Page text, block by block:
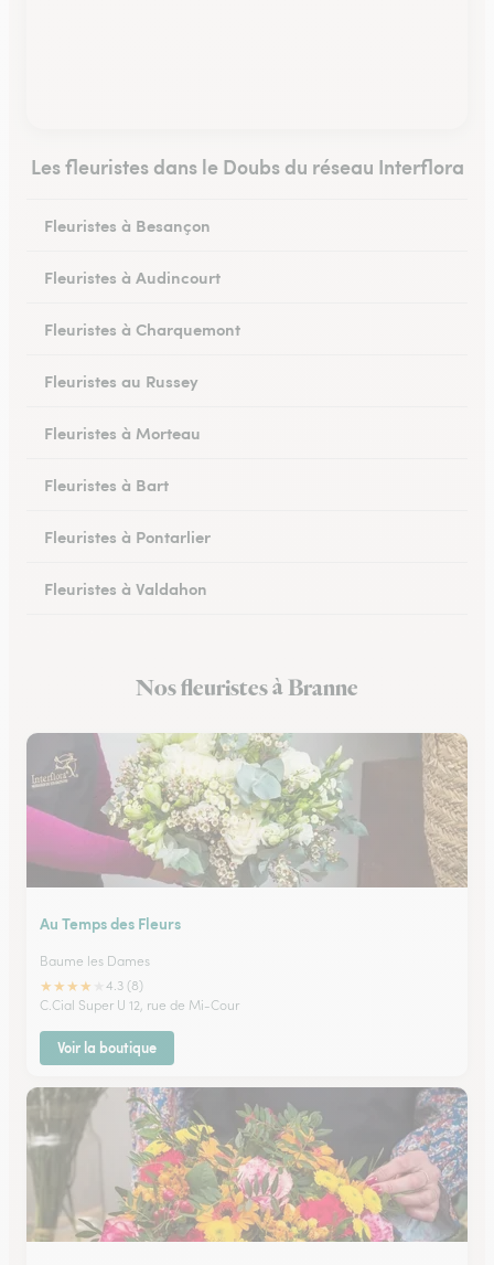
Les fleuristes dans le Doubs du réseau Interflora
Fleuristes à Besançon
Fleuristes à Audincourt
Fleuristes à Charquemont
Fleuristes au Russey
Fleuristes à Morteau
Fleuristes à Bart
Fleuristes à Pontarlier
Fleuristes à Valdahon
Fleuristes à Avanne-Aveney
Nos fleuristes à Branne
Au Temps des Fleurs
Baume les Dames
★★★★
4.3 (8)
C.Cial Super U 12, rue de Mi-Cour
Voir la boutique